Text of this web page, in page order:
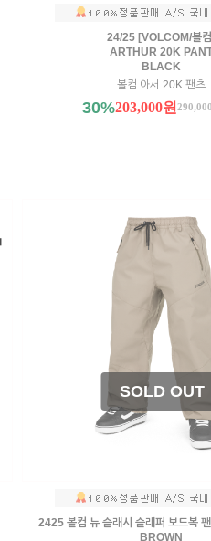
24/25 [VOLCOM/볼
ARTHUR 20K
BLACK
볼컴 아서 20K 팬츠
30%203,000원
2425 볼컴 뉴 슬래시 슬래퍼 보드복
BROWN